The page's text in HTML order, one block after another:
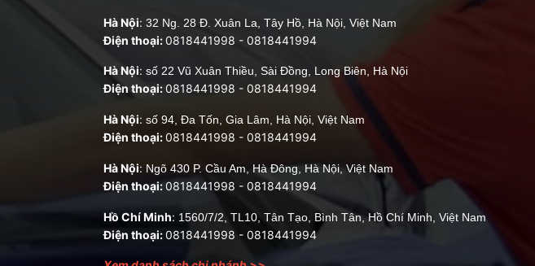
Hà Nội: 32 Ng. 28 Đ. Xuân La, Tây Hồ, Hà Nội, Việt Nam
Điện thoại:0818441998 - 0818441994
Hà Nội: số 22 Vũ Xuân Thiều, Sài Đồng, Long Biên, Hà Nội
Điện thoại:0818441998 - 0818441994
Hà Nội: số 94, Đa Tốn, Gia Lâm, Hà Nội, Việt Nam
Điện thoại:0818441998 - 0818441994
Hà Nội: Ngõ 430 P. Cầu Am, Hà Đông, Hà Nội, Việt Nam
Điện thoại:0818441998 - 0818441994
Hồ Chí Minh: 1560/7/2, TL10, Tân Tạo, Bình Tân, Hồ Chí Minh, Việt Nam
Điện thoại:0818441998 - 0818441994